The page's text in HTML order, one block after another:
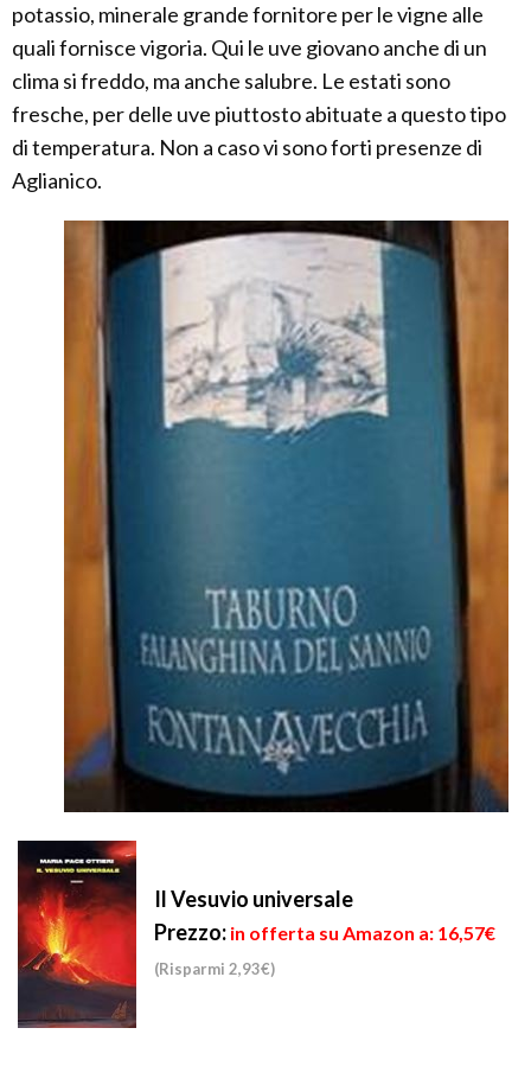
potassio, minerale grande fornitore per le vigne alle
quali fornisce vigoria. Qui le uve giovano anche di un
clima si freddo, ma anche salubre. Le estati sono
fresche, per delle uve piuttosto abituate a questo tipo
di temperatura. Non a caso vi sono forti presenze di
Aglianico.
Il Vesuvio universale
Prezzo: in offerta su Amazon a: 16,57€
(Risparmi 2,93€)